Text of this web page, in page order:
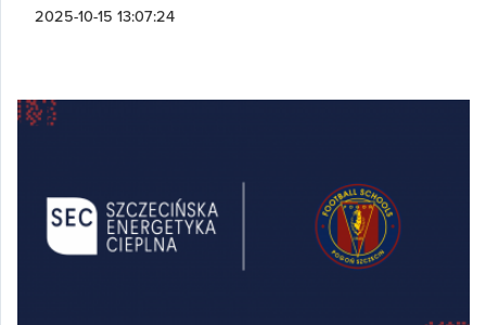
2025-10-15 13:07:24